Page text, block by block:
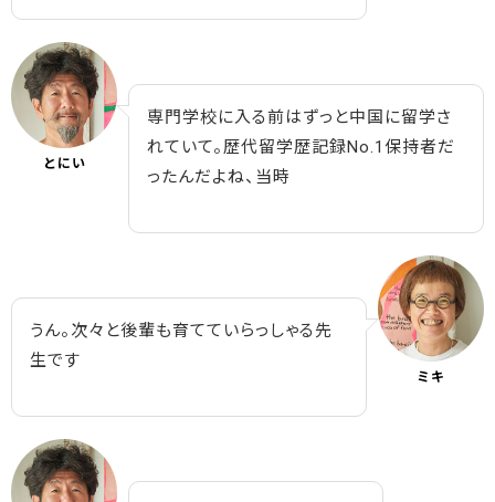
とにい
専門学校に入る前はずっと中国に留学さ
れていて。歴代留学歴記録No.1保持者だ
ったんだよね、当時
うん。次々と後輩も育てていらっしゃる先
生です
ミキ